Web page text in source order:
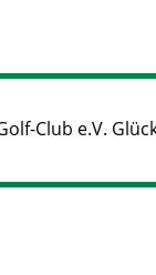
Club e.V.